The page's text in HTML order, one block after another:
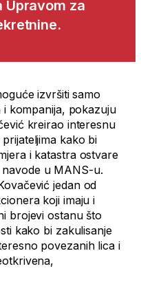
Upravom za
izvršiti samo
kompanija, pokazuju
kreirao interesnu
kako bi
i katastra ostvare
u MANS-u.
jedan od
koji imaju i
brojevi ostanu što
kako bi zakulisanje
povezanih lica i